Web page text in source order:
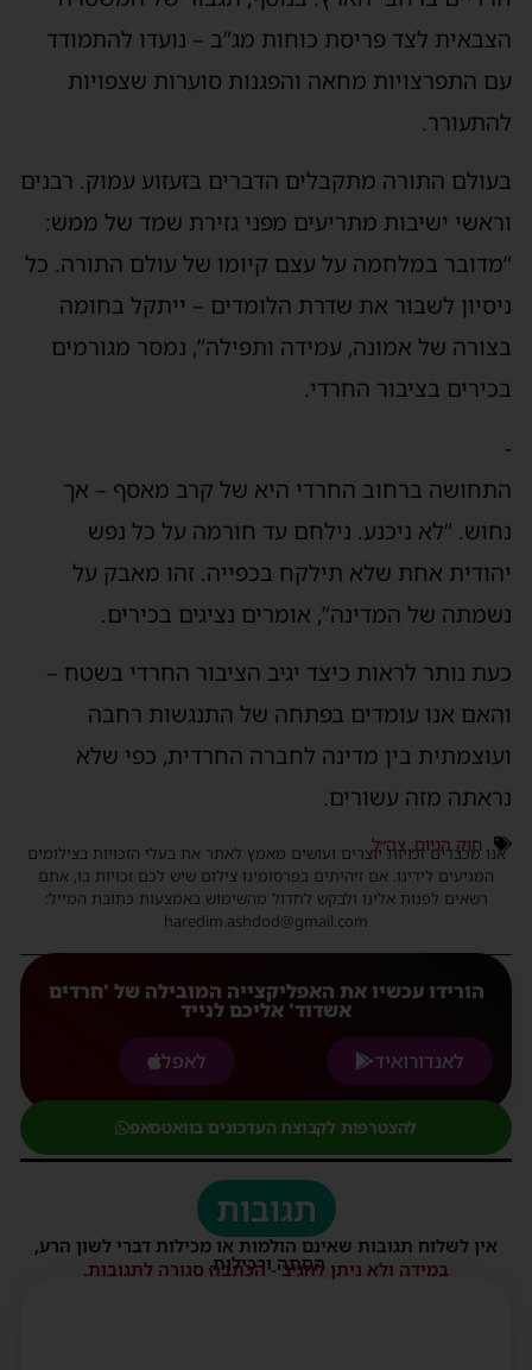
הצבאית לצד פריסת כוחות מג”ב – נועדו להתמודד
עם התפרצויות מחאה והפגנות סוערות שצפויות
להתעורר.
בעולם התורה מתקבלים הדברים בזעזוע עמוק. רבנים
וראשי ישיבות מתריעים מפני גזירת שמד של ממש:
“מדובר במלחמה על עצם קיומו של עולם התורה. כל
ניסיון לשבור את שדרת הלומדים – ייתקל בחומה
בצורה של אמונה, עמידה ותפילה”, נמסר מגורמים
בכירים בציבור החרדי.
-
התחושה ברחוב החרדי היא של קרב מאסף – אך
נחוש. “לא ניכנע. נילחם עד חורמה על כל נפש
יהודית אחת שלא תילקח בכפייה. זהו מאבק על
נשמתה של המדינה”, אומרים נציגים בכירים.
כעת נותר לראות כיצד יגיב הציבור החרדי בשטח –
והאם אנו עומדים בפתחה של התנגשות רחבה
ועוצמתית בין מדינה לחברה החרדית, כפי שלא
נראתה מזה עשורים.
חוק הגיוס, צה״ל
אנו מכבדים זכויות יוצרים ועושים מאמץ לאתר את בעלי הזכויות בצילומים
המגיעים לידינו. אם זיהיתים בפרסומינו צילום שיש לכם זכויות בו, אתם
רשאים לפנות אלינו ולבקש לחדול מהשימוש באמצעות כתובת המייל:
haredim.ashdod@gmail.com
הורידו עכשיו את האפליקצייה המובילה של 'חרדים
אשדוד' אליכם לנייד
לאנדורואיד
לאפל
להצטרפות לקבוצת העדכונים בוואטסאפ
תגובות
אין לשלוח תגובות שאינם הולמות או מכילות דברי לשון הרע,
הסתה ורכילות.
במידה ולא ניתן להגיב - הכתבה סגורה לתגובות.